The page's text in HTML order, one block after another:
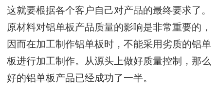
这就要根据各个客户自己对产品的最终要求了。
原材料对铝单板产品质量的影响是非常重要的，
因而在加工制作铝单板时，不能采用劣质的铝单
板进行加工制作。从源头上做好质量控制，那么
好的铝单板产品已经成功了一半。